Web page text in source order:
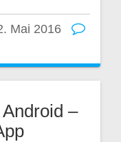
Mai 2016
–